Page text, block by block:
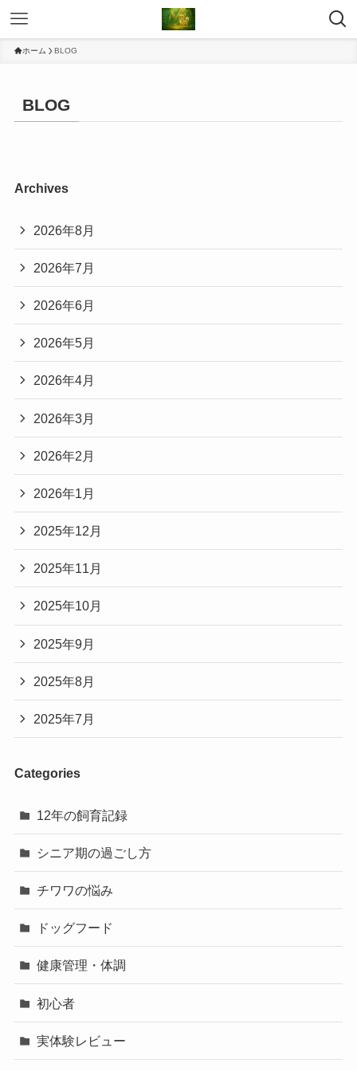
ホーム BLOG
BLOG
Archives
2026年8月
2026年7月
2026年6月
2026年5月
2026年4月
2026年3月
2026年2月
2026年1月
2025年12月
2025年11月
2025年10月
2025年9月
2025年8月
2025年7月
Categories
12年の飼育記録
シニア期の過ごし方
チワワの悩み
ドッグフード
健康管理・体調
初心者
実体験レビュー